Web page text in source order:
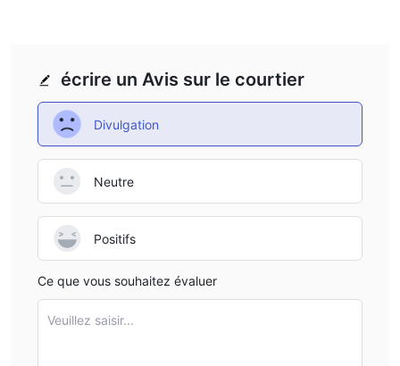
écrire un Avis sur le courtier
Divulgation
Neutre
Positifs
Ce que vous souhaitez évaluer
Veuillez saisir...